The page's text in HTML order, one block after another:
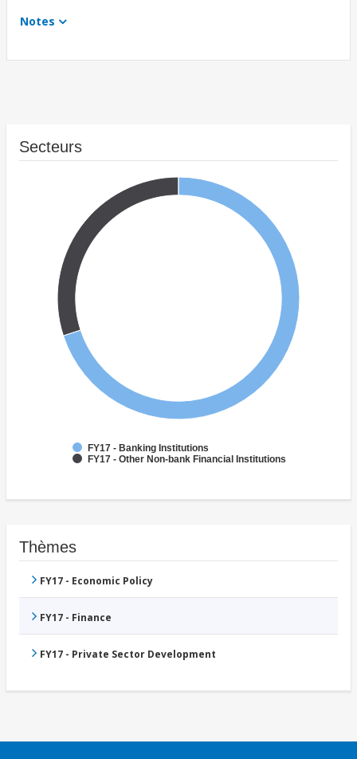
Notes
Secteurs
FY17 - Banking Institutions
FY17 - Other Non-bank Financial Institutions
Thèmes
FY17 - Economic Policy
FY17 - Finance
FY17 - Private Sector Development